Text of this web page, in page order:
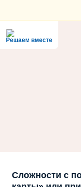
Решаем вместе
Сложности с